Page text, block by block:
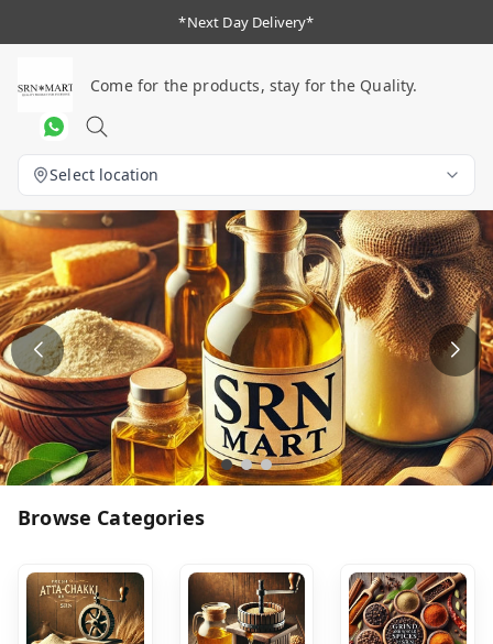
*Next Day Delivery*
Come for the products, stay for the Quality.
Select location
Browse Categories